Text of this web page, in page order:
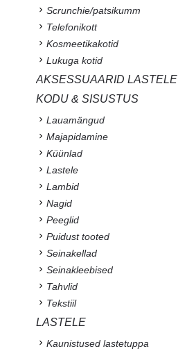
Scrunchie/patsikumm
Telefonikott
Kosmeetikakotid
Lukuga kotid
AKSESSUAARID LASTELE
KODU & SISUSTUS
Lauamängud
Majapidamine
Küünlad
Lastele
Lambid
Nagid
Peeglid
Puidust tooted
Seinakellad
Seinakleebised
Tahvlid
Tekstiil
LASTELE
Kaunistused lastetuppa